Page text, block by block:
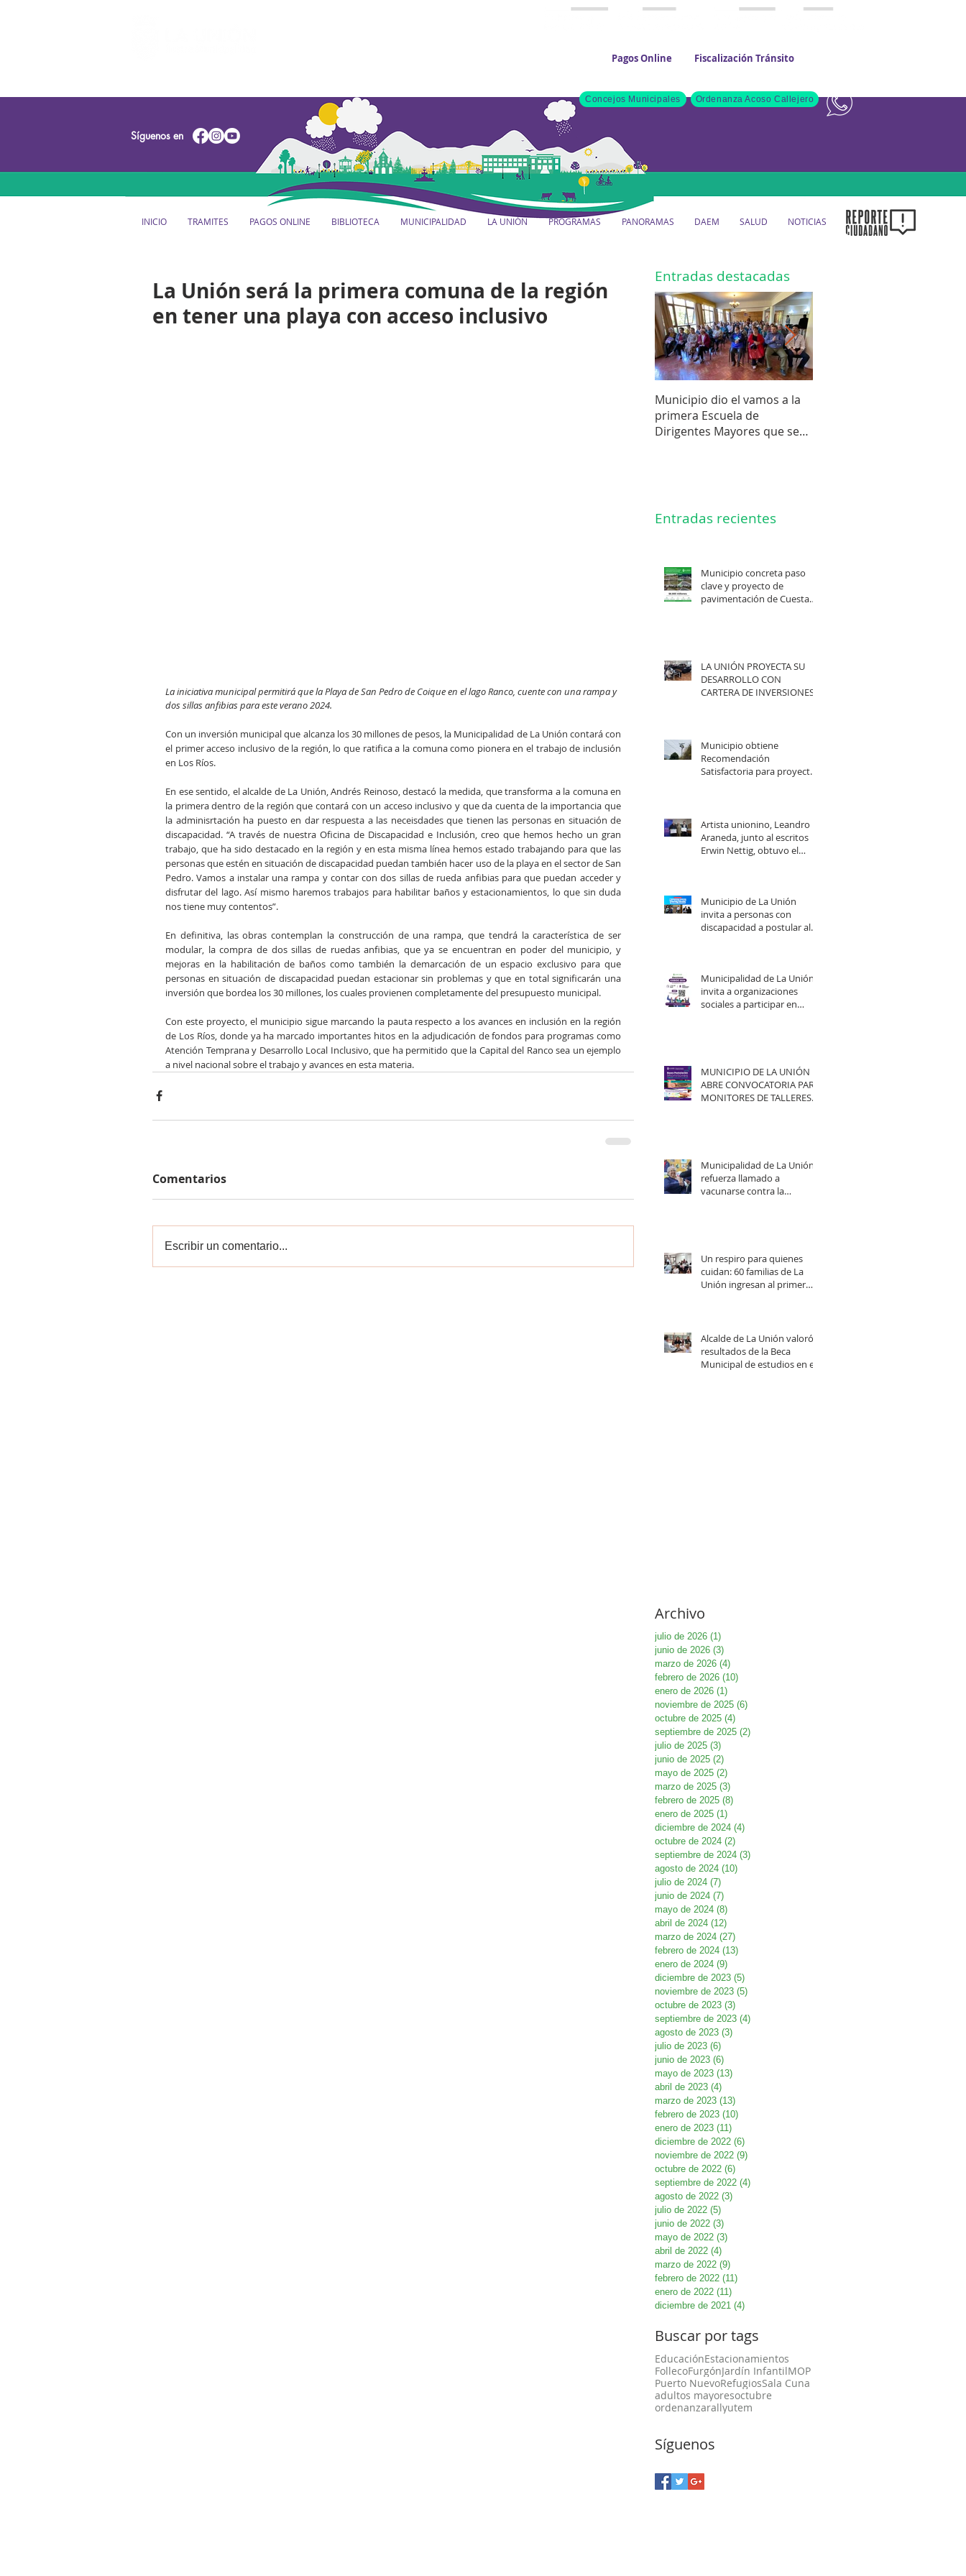
Pagos Online Fiscalización Tránsito
Concejos Municipales
Síguenos en
INICIO TRAMITES PAGOS ONLINE BIBLIOTECA MUNICIPALIDAD LA UNIÓN PROGRAMAS PANORAMAS DAEM SALUD NOTICIAS
Ordenanza Acoso Callejero
La Unión será la primera comuna de la región
en tener una playa con acceso inclusivo
La iniciativa municipal permitirá que la Playa de San Pedro de Coique en el lago Ranco, cuente con una rampa y
dos sillas anfibias para este verano 2024.
Con un inversión municipal que alcanza los 30 millones de pesos, la Municipalidad de La Unión contará con
el primer acceso inclusivo de la región, lo que ratifica a la comuna como pionera en el trabajo de inclusión
en Los Ríos.
En ese sentido, el alcalde de La Unión, Andrés Reinoso, destacó la medida, que transforma a la comuna en
la primera dentro de la región que contará con un acceso inclusivo y que da cuenta de la importancia que
la adminisrtación ha puesto en dar respuesta a las neceisdades que tienen las personas en situación de
discapacidad. “A través de nuestra Oficina de Discapacidad e Inclusión, creo que hemos hecho un gran
trabajo, que ha sido destacado en la región y en esta misma línea hemos estado trabajando para que las
personas que estén en situación de discapacidad puedan también hacer uso de la playa en el sector de San
Pedro. Vamos a instalar una rampa y contar con dos sillas de rueda anfibias para que puedan acceder y
disfrutar del lago. Así mismo haremos trabajos para habilitar baños y estacionamientos, lo que sin duda
nos tiene muy contentos”.
En definitiva, las obras contemplan la construcción de una rampa, que tendrá la característica de ser
modular, la compra de dos sillas de ruedas anfibias, que ya se encuentran en poder del municipio, y
mejoras en la habilitación de baños como también la demarcación de un espacio exclusivo para que
personas en situación de discapacidad puedan estacionar sin problemas y que en total significarán una
inversión que bordea los 30 millones, los cuales provienen completamente del presupuesto municipal.
Con este proyecto, el municipio sigue marcando la pauta respecto a los avances en inclusión en la región
de Los Ríos, donde ya ha marcado importantes hitos en la adjudicación de fondos para programas como
Atención Temprana y Desarrollo Local Inclusivo, que ha permitido que la Capital del Ranco sea un ejemplo
a nivel nacional sobre el trabajo y avances en esta materia.
Comentarios
Escribir un comentario...
Entradas destacadas
Municipio dio el vamos a la
primera Escuela de
Dirigentes Mayores que se
Entradas recientes
Municipio concreta paso
clave y proyecto de
pavimentación de Cuesta
LA UNIÓN PROYECTA SU
DESARROLLO CON
CARTERA DE INVERSIONES
Municipio obtiene
Recomendación
Satisfactoria para proyecto
la comuna.
Artista unionino, Leandro
Araneda, junto al escritos
Erwin Nettig, obtuvo el
Municipio de La Unión
invita a personas con
discapacidad a postular al
Municipalidad de La Unión
invita a organizaciones
sociales a participar en
MUNICIPIO DE LA UNIÓN
ABRE CONVOCATORIA PARA
MONITORES DE TALLERES
Municipalidad de La Unión
refuerza llamado a
vacunarse contra la
Un respiro para quienes
cuidan: 60 familias de La
Unión ingresan al primer
Alcalde de La Unión valoró
resultados de la Beca
Municipal de estudios en el
Archivo
julio de 2026 (1)
junio de 2026 (3)
marzo de 2026 (4)
febrero de 2026 (10)
enero de 2026 (1)
noviembre de 2025 (6)
octubre de 2025 (4)
septiembre de 2025 (2)
julio de 2025 (3)
junio de 2025 (2)
mayo de 2025 (2)
marzo de 2025 (3)
febrero de 2025 (8)
enero de 2025 (1)
diciembre de 2024 (4)
octubre de 2024 (2)
septiembre de 2024 (3)
agosto de 2024 (10)
julio de 2024 (7)
junio de 2024 (7)
mayo de 2024 (8)
abril de 2024 (12)
marzo de 2024 (27)
febrero de 2024 (13)
enero de 2024 (9)
diciembre de 2023 (5)
noviembre de 2023 (5)
octubre de 2023 (3)
septiembre de 2023 (4)
agosto de 2023 (3)
julio de 2023 (6)
junio de 2023 (6)
mayo de 2023 (13)
abril de 2023 (4)
marzo de 2023 (13)
febrero de 2023 (10)
enero de 2023 (11)
diciembre de 2022 (6)
noviembre de 2022 (9)
octubre de 2022 (6)
septiembre de 2022 (4)
agosto de 2022 (3)
julio de 2022 (5)
junio de 2022 (3)
mayo de 2022 (3)
abril de 2022 (4)
marzo de 2022 (9)
febrero de 2022 (11)
enero de 2022 (11)
diciembre de 2021 (4)
Buscar por tags
EducaciónEstacionamientos
FollecoFurgónJardín InfantilMOP
Puerto NuevoRefugiosSala Cuna
adultos mayoresoctubre
ordenanzarallyutem
Síguenos